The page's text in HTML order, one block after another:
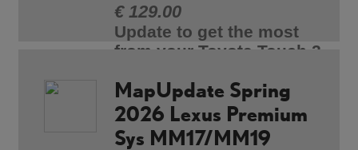
€ 129.00
Update to get the most
from your Toyota Touch 2
MapUpdate Spring
2026 Lexus Premium
Sys MM17/MM19